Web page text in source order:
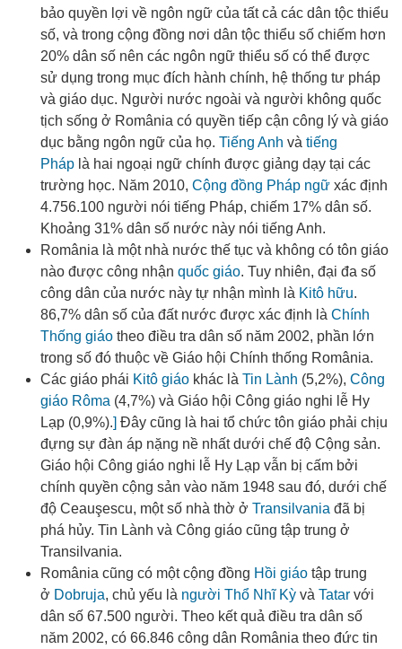
bảo quyền lợi về ngôn ngữ của tất cả các dân tộc thiểu
số, và trong cộng đồng nơi dân tộc thiểu số chiếm hơn
20% dân số nên các ngôn ngữ thiểu số có thể được
sử dụng trong mục đích hành chính, hệ thống tư pháp
và giáo dục. Người nước ngoài và người không quốc
tịch sống ở România có quyền tiếp cận công lý và giáo
dục bằng ngôn ngữ của họ. Tiếng Anh và tiếng
Pháp là hai ngoại ngữ chính được giảng dạy tại các
trường học. Năm 2010, Cộng đồng Pháp ngữ xác định
4.756.100 người nói tiếng Pháp, chiếm 17% dân số.
Khoảng 31% dân số nước này nói tiếng Anh.
România là một nhà nước thế tục và không có tôn giáo
nào được công nhận quốc giáo. Tuy nhiên, đại đa số
công dân của nước này tự nhận mình là Kitô hữu.
86,7% dân số của đất nước được xác định là Chính
Thống giáo theo điều tra dân số năm 2002, phần lớn
trong số đó thuộc về Giáo hội Chính thống România.
Các giáo phái Kitô giáo khác là Tin Lành (5,2%), Công
giáo Rôma (4,7%) và Giáo hội Công giáo nghi lễ Hy
Lạp (0,9%).] Đây cũng là hai tổ chức tôn giáo phải chịu
đựng sự đàn áp nặng nề nhất dưới chế độ Cộng sản.
Giáo hội Công giáo nghi lễ Hy Lạp vẫn bị cấm bởi
chính quyền cộng sản vào năm 1948 sau đó, dưới chế
độ Ceauşescu, một số nhà thờ ở Transilvania đã bị
phá hủy. Tin Lành và Công giáo cũng tập trung ở
Transilvania.
România cũng có một cộng đồng Hồi giáo tập trung
ở Dobruja, chủ yếu là người Thổ Nhĩ Kỳ và Tatar với
dân số 67.500 người. Theo kết quả điều tra dân số
năm 2002, có 66.846 công dân România theo đức tin